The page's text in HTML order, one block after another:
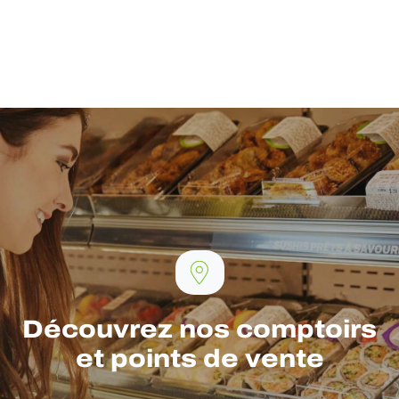
Découvrez nos comptoirs
et points de vente